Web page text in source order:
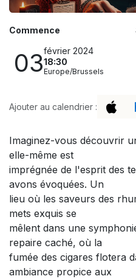
Commence
03février 2024
18:30
Europe/Brussels
Ajouter au calendrier :
Imaginez-vous découvrir
elle-même est
imprégnée de l'esprit des
avons évoquées. Un
lieu où les saveurs des
mets exquis se
mêlent dans une
repaire caché, où la
fumée des cigares flotera
ambiance propice aux